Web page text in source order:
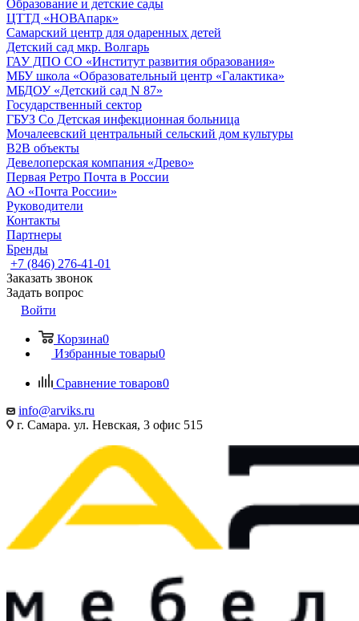
Образование и детские сады
ЦТТД «НОВАпарк»
Самарский центр для одаренных детей
Детский сад мкр. Волгарь
ГАУ ДПО СО «Институт развития образования»
МБУ школа «Образовательный центр «Галактика»
МБДОУ «Детский сад N 87»
Государственный сектор
ГБУЗ Со Детская инфекционная больница
Мочалеевский центральный сельский дом культуры
B2B объекты
Девелоперская компания «Древо»
Первая Ретро Почта в России
АО «Почта России»
Руководители
Контакты
Партнеры
Бренды
+7 (846) 276-41-01
Заказать звонок
Задать вопрос
Войти
Корзина0
Избранные товары0
Сравнение товаров0
info@arviks.ru
г. Самара. ул. Невская, 3 офис 515